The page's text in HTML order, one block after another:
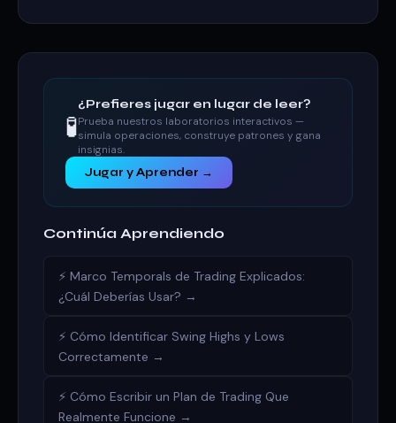
🧪
¿Prefieres jugar en lugar de leer?
Prueba nuestros laboratorios interactivos —
simula operaciones, construye patrones y gana
insignias.
Jugar y Aprender →
Continúa Aprendiendo
⚡ Marco Temporals de Trading Explicados:
¿Cuál Deberías Usar? →
⚡ Cómo Identificar Swing Highs y Lows
Correctamente →
⚡ Cómo Escribir un Plan de Trading Que
Realmente Funcione →